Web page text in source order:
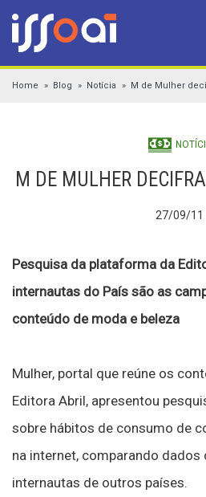
Home Blog Notícia M de Mulher
M DE MULHER
27/09/11
Pesquisa da plataforma da
internautas do País são as
conteúdo de moda e beleza
Mulher, portal que reúne os
Editora Abril, apresentou
sobre hábitos de consumo de
na internet, comparando
internautas de outros países.